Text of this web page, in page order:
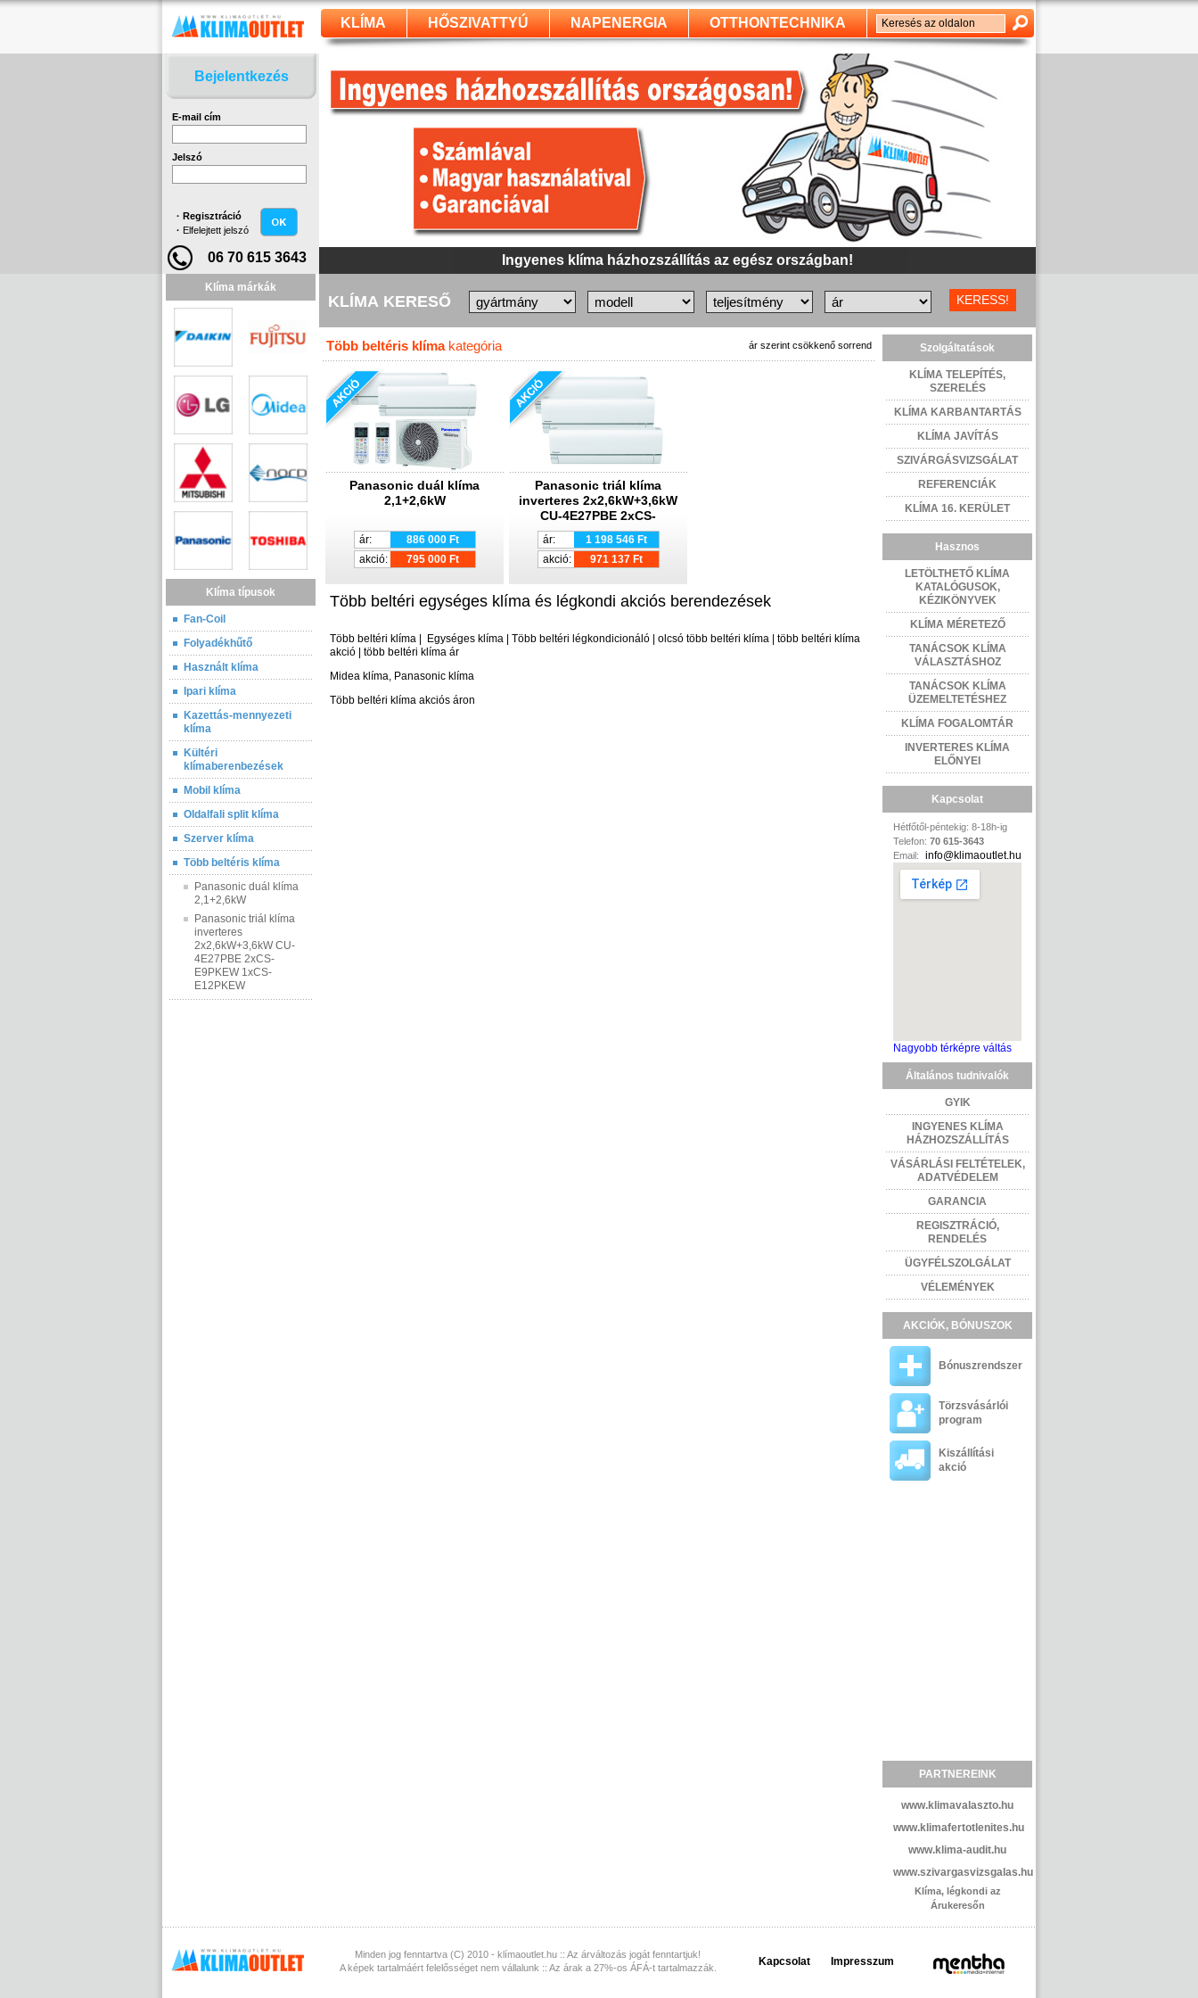
KLÍMA HŐSZIVATTYÚ NAPENERGIA OTTHONTECHNIKA
Bejelentkezés
E-mail cím
Jelszó
· Regisztráció
· Elfelejtett jelszó
06 70 615 3643
Klíma márkák
Klíma típusok
Fan-Coil
Folyadékhűtő
Használt klíma
Ipari klíma
Kazettás-mennyezeti
klíma
Kültéri
klímaberenbezések
Mobil klíma
Oldalfali split klíma
Szerver klíma
Több beltéris klíma
Panasonic duál klíma
2,1+2,6kW
Panasonic triál klíma
inverteres
2x2,6kW+3,6kW CU-
4E27PBE 2xCS-
E9PKEW 1xCS-
E12PKEW
Ingyenes klíma házhozszállítás az egész országban!
KLÍMA KERESŐ
Több beltéris klímakategória ár szerint csökkenő sorrend
Panasonic duál klíma
2,1+2,6kW
ár:
886 000 Ft
akció:
795 000 Ft
Panasonic triál klíma
inverteres 2x2,6kW+3,6kW
CU-4E27PBE 2xCS-
E9PKEW 1xCS-E12PKEW
ár:
1 198 546 Ft
akció:
971 137 Ft
Több beltéri egységes klíma és légkondi akciós berendezések
Több beltéri klíma | Egységes klíma | Több beltéri légkondicionáló | olcsó több beltéri klíma | több beltéri klíma
akció | több beltéri klíma ár
Midea klíma, Panasonic klíma
Több beltéri klíma akciós áron
Szolgáltatások
KLÍMA TELEPÍTÉS,
SZERELÉS
KLÍMA KARBANTARTÁS
KLÍMA JAVÍTÁS
SZIVÁRGÁSVIZSGÁLAT
REFERENCIÁK
KLÍMA 16. KERÜLET
Hasznos
LETÖLTHETŐ KLÍMA
KATALÓGUSOK,
KÉZIKÖNYVEK
KLÍMA MÉRETEZŐ
TANÁCSOK KLÍMA
VÁLASZTÁSHOZ
TANÁCSOK KLÍMA
ÜZEMELTETÉSHEZ
KLÍMA FOGALOMTÁR
INVERTERES KLÍMA
ELŐNYEI
Kapcsolat
Hétfőtől-péntekig: 8-18h-ig
Telefon: 70 615-3643
Email: info@klimaoutlet.hu
Nagyobb térképre váltás
Általános tudnivalók
GYIK
INGYENES KLÍMA
HÁZHOZSZÁLLÍTÁS
VÁSÁRLÁSI FELTÉTELEK,
ADATVÉDELEM
GARANCIA
REGISZTRÁCIÓ,
RENDELÉS
ÜGYFÉLSZOLGÁLAT
VÉLEMÉNYEK
AKCIÓK, BÓNUSZOK
Bónuszrendszer
Törzsvásárlói
program
Kiszállítási
akció
PARTNEREINK
www.klimavalaszto.hu
www.klimafertotlenites.hu
www.klima-audit.hu
www.szivargasvizsgalas.hu
Klíma, légkondi az
Árukeresőn
Minden jog fenntartva (C) 2010 - klímaoutlet.hu :: Az árváltozás jogát fenntartjuk!
A képek tartalmáért felelősséget nem vállalunk :: Az árak a 27%-os ÁFÁ-t tartalmazzák.
Kapcsolat Impresszum